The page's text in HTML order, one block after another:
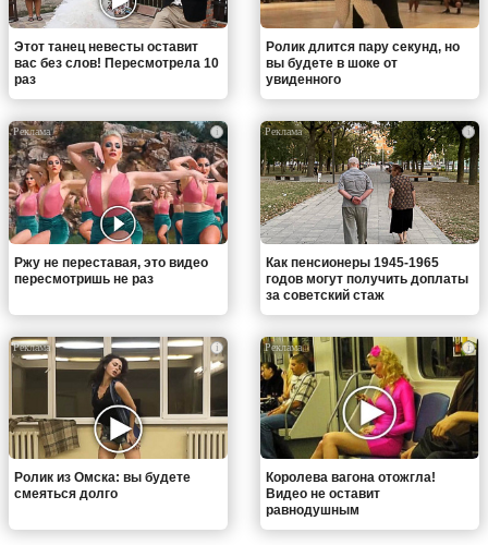
Этот танец невесты оставит
вас без слов! Пересмотрела 10
раз
Ролик длится пару секунд, но
вы будете в шоке от
увиденного
i
Ржу не переставая, это видео
пересмотришь не раз
i
Как пенсионеры 1945-1965
годов могут получить доплаты
за советский стаж
i
Ролик из Омска: вы будете
смеяться долго
i
Королева вагона отожгла!
Видео не оставит
равнодушным